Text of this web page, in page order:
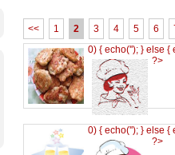
<< 1 2 3 4 5 6
0) { echo(''); } else {
?>
0) { echo(''); } else {
?>